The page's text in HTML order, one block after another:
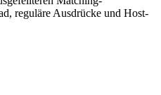
reguläre Ausdrücke und Host-